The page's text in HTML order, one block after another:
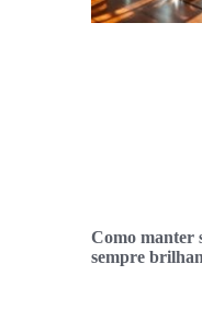
Como manter
sempre